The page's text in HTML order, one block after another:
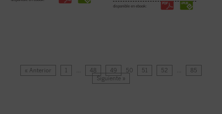
disponible en ebook:
« Anterior 1 … 48 49 50 51 52 …
85
Siguiente »